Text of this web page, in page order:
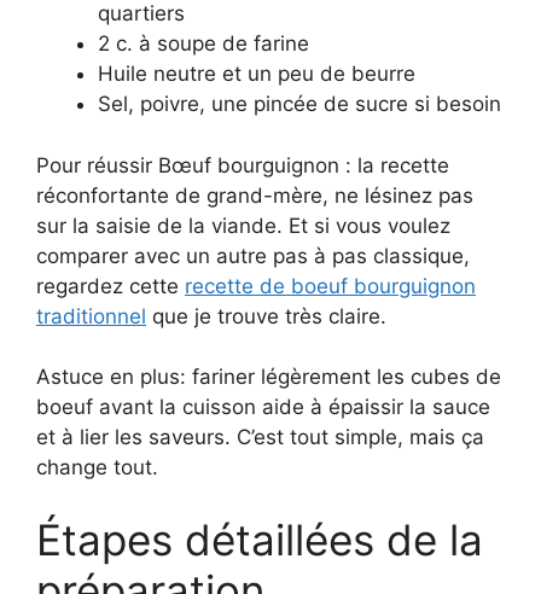
quartiers
2 c. à soupe de farine
Huile neutre et un peu de beurre
Sel, poivre, une pincée de sucre si besoin
Pour réussir Bœuf bourguignon : la recette
réconfortante de grand-mère, ne lésinez pas
sur la saisie de la viande. Et si vous voulez
comparer avec un autre pas à pas classique,
regardez cette recette de boeuf bourguignon
traditionnel que je trouve très claire.
Astuce en plus: fariner légèrement les cubes de
boeuf avant la cuisson aide à épaissir la sauce
et à lier les saveurs. C’est tout simple, mais ça
change tout.
Étapes détaillées de la